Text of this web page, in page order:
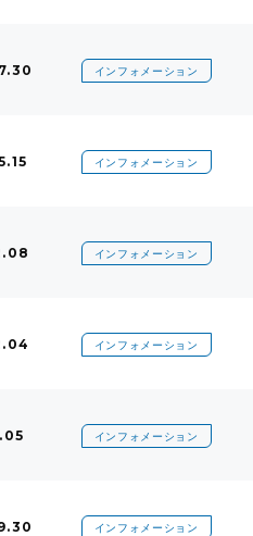
インフォメーション
インフォメーション
インフォメーション
インフォメーション
インフォメーション
インフォメーション